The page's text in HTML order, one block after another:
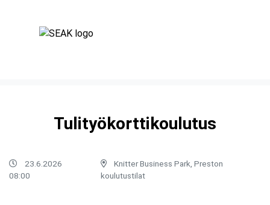
Tulityökorttikoulutus
23.6.2026
08:00
Knitter Business Park, Preston
koulutustilat